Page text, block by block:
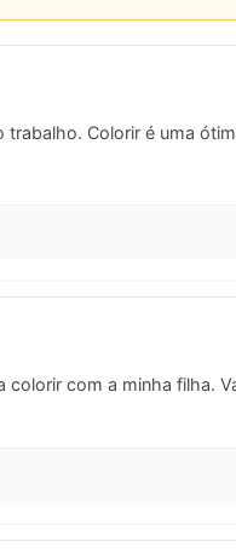
Colorir é uma
com a minha filha.